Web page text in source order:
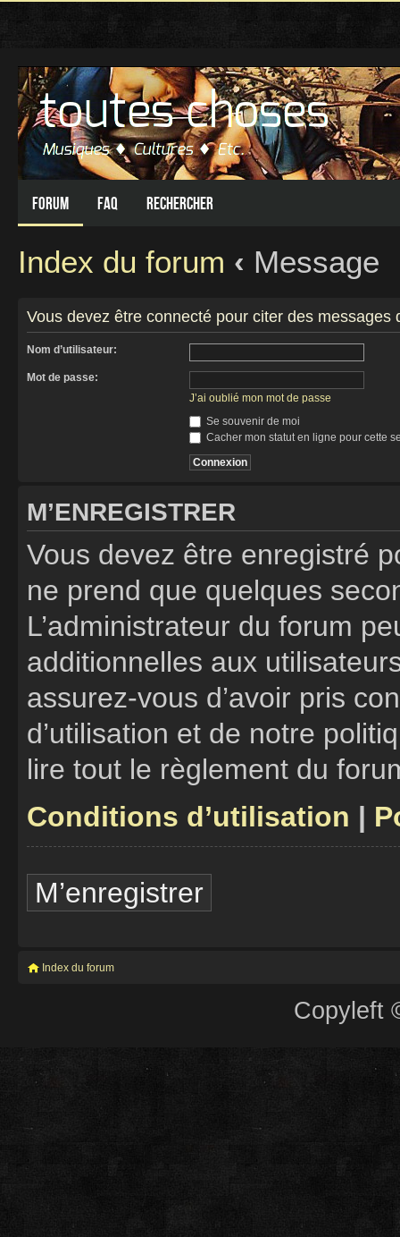
Forum FAQ Rechercher
Index du forum ‹ Message
Vous devez être connecté pour citer des messages
Nom d’utilisateur:
Mot de passe:
J’ai oublié mon mot de passe
Se souvenir de moi
Cacher mon statut en ligne pour cette
M’ENREGISTRER
Vous devez être enregistré
ne prend que quelques
L’administrateur du forum
additionnelles aux
assurez-vous d’avoir pris
d’utilisation et de notre
lire tout le règlement du
Conditions d’utilisation |
M’enregistrer
Index du forum
Copyleft